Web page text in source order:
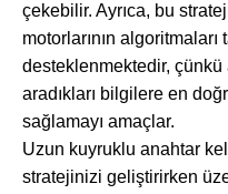
çekebilir. Ayrıca, bu
motorlarının algoritmaları
desteklenmektedir, çünkü
aradıkları bilgilere en
sağlamayı amaçlar.
Uzun kuyruklu anahtar
stratejinizi geliştirirken